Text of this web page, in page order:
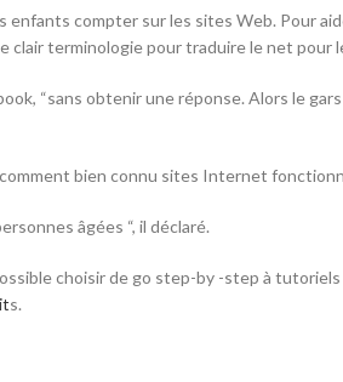
compter sur les sites Web. Pour
terminologie pour traduire le net pour
“sans obtenir une réponse. Alors le
bien connu sites Internet
âgées “, il déclaré.
choisir de go step-by -step à
s.